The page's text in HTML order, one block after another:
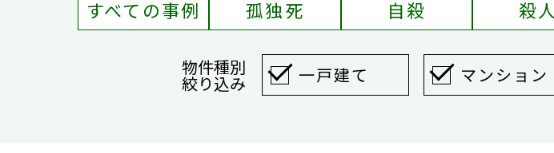
すべての事例 孤独死 自殺 殺人
物件種別
絞り込み 一戸建て マンション